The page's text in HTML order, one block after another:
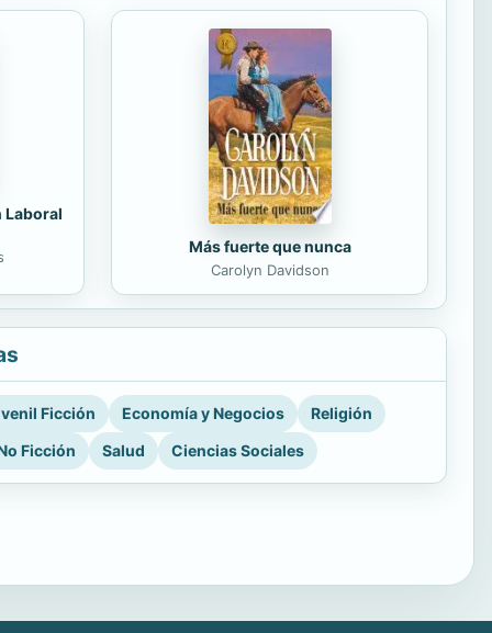
Laboral
Más fuerte que nunca
Carolyn Davidson
Ficción Economía y Negocios
Religión
Ficción
Salud Ciencias Sociales